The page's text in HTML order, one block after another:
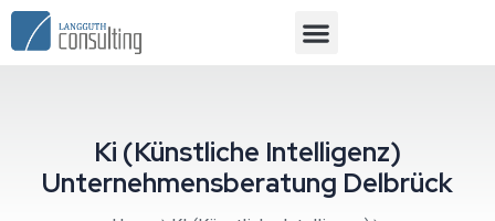
Ki (Künstliche Intelligenz)
Unternehmensberatung Delbrück